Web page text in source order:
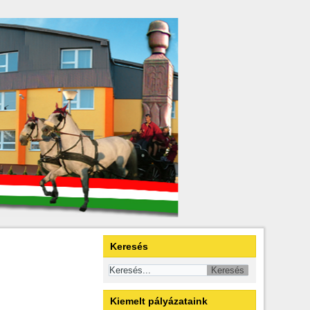
Keresés
Kiemelt pályázataink